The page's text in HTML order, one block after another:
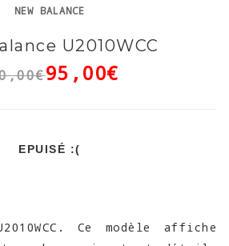
NEW BALANCE
U2010WCC
95,00€
EPUISÉ :(
Ce modèle affiche